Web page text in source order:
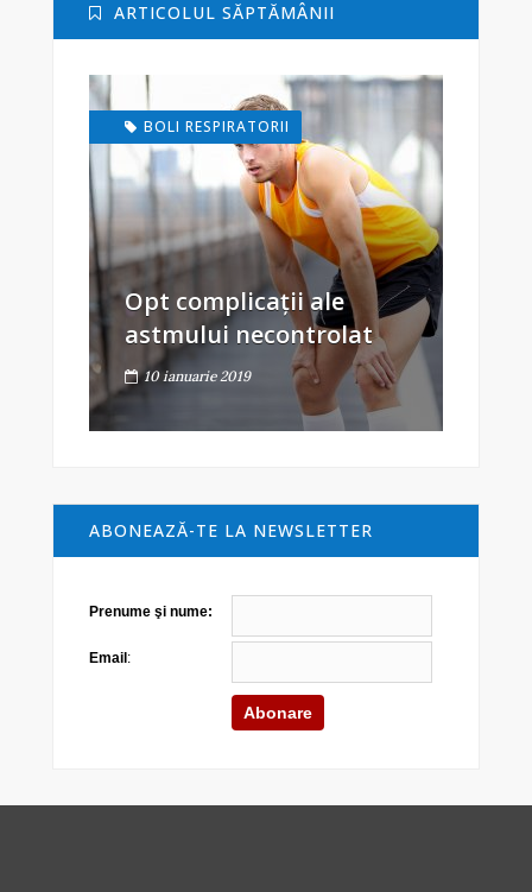
ARTICOLUL SĂPTĂMÂNII
BOLI RESPIRATORII
Opt complicații ale
astmului necontrolat
10 ianuarie 2019
ABONEAZĂ-TE LA NEWSLETTER
Prenume şi nume:
Email :